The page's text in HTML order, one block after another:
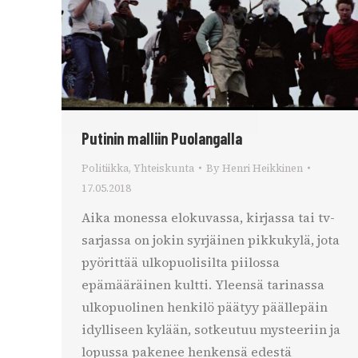
Putinin malliin Puolangalla
Politiikka, Yhteiskunta By Henri Heikkinen
17.05.2018
Aika monessa elokuvassa, kirjassa tai tv-
sarjassa on jokin syrjäinen pikkukylä, jota
pyörittää ulkopuolisilta piilossa
epämääräinen kultti. Yleensä tarinassa
ulkopuolinen henkilö päätyy päällepäin
idylliseen kylään, sotkeutuu mysteeriin ja
lopussa pakenee henkensä edestä